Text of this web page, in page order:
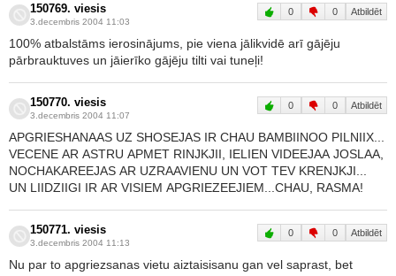
150769. viesis
3.decembris 2004 11:03
0 0 Atbildēt
100% atbalstāms ierosinājums, pie viena jālikvidē arī gājēju
pārbrauktuves un jāierīko gājēju tilti vai tuneļi!
150770. viesis
3.decembris 2004 11:07
0 0 Atbildēt
APGRIESHANAAS UZ SHOSEJAS IR CHAU BAMBIINOO PILNIIX...
VECENE AR ASTRU APMET RINJKJII, IELIEN VIDEEJAA JOSLAA,
NOCHAKAREEJAS AR UZRAAVIENU UN VOT TEV KRENJKJI...
UN LIIDZIIGI IR AR VISIEM APGRIEZEEJIEM...CHAU, RASMA!
150771. viesis
3.decembris 2004 11:13
0 0 Atbildēt
Nu par to apgriezsanas vietu aiztaisisanu gan vel saprast, bet